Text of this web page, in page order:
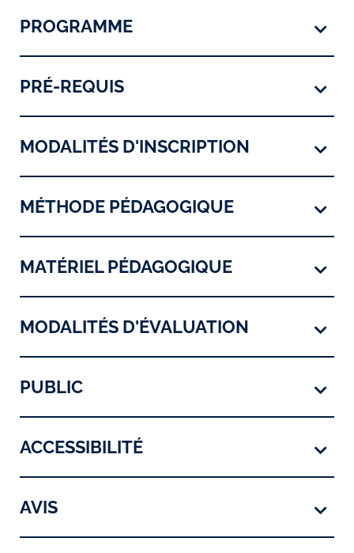
PROGRAMME
PRÉ-REQUIS
MODALITÉS D'INSCRIPTION
MÉTHODE PÉDAGOGIQUE
MATÉRIEL PÉDAGOGIQUE
MODALITÉS D'ÉVALUATION
PUBLIC
ACCESSIBILITÉ
AVIS